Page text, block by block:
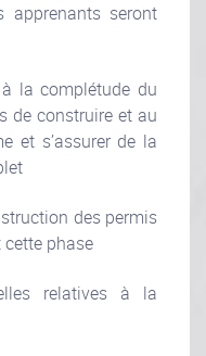
seront
la complétude du
de construire et au
et s’assurer de la
des permis
phase
relatives à la